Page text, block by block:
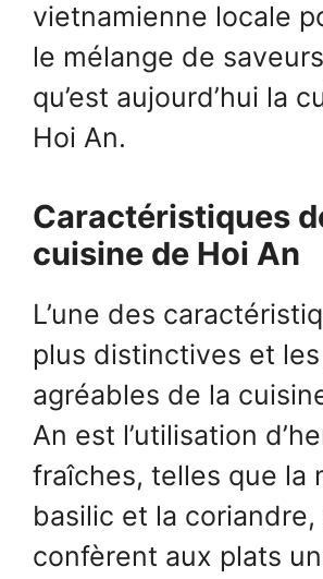
vietnamienne locale
le mélange de
qu’est aujourd’hui la
Hoi An.
Caractéristiques
cuisine de Hoi An
L’une des
plus distinctives et
agréables de la
An est l’utilisation
fraîches, telles que la
basilic et la coriandre,
confèrent aux plats